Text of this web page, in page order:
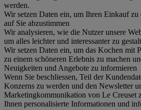
werden.
Wir setzen Daten ein, um Ihren Einkauf
auf Sie abzustimmen
Wir analysieren, wie die Nutzer unsere
um alles leichter und interessanter zu
Wir setzen Daten ein, um das Kochen mit
zu einem schöneren Erlebnis zu machen
Neuigkeiten und Angebote zu informieren
Wenn Sie beschliessen, Teil der
Konzerns zu werden und den Newsletter
Marketingkommunikation von Le Creuset
Ihnen personalisierte Informationen und